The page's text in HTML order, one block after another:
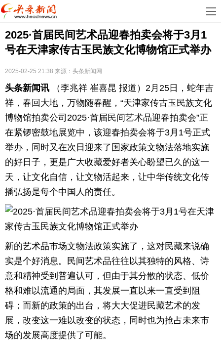
首
页
娱
地
产
汽
车
教
育
健
活
时
儿
旅
戏
快
财
2025·首届民间艺术品迎春拍卖会将于3月1
号在天津家传古玉民族文化博物馆正式举办
2025-02-25 21:38 来源： 头条新闻网
头条新闻讯
（李兆祥 崔喜昆 报道）2月25日，蛇年吉
祥，春回大地，万物随春醒，“天津家传古玉民族文化
博物馆拍卖公司2025·首届民间艺术品迎春拍卖会”正
在紧锣密鼓地展览中，该迎春拍卖会将于3月1号正式
举办，同时又在次日迎来了国家政策文物法落地实施
的好日子，更是广大收藏爱好者关心盼望已久的这一
天，让文化自信，让文物活起来，让中华传统文化传
播弘扬是每个中国人的责任。
新的艺术品市场文物法政策实施了，这对民藏来说确
实是个好消息。民间艺术品往往以其独特的风格、诗
意和精神受到普遍认可，但由于其分散的状态、低价
格和难以流通的局面，其发展一直以来一直受到阻
碍；而新的政策的出台，将大大促进民藏艺术的发
展，改变这一难以改变的状态，同时也为抢占未来市
场的发展高度提供了可能。